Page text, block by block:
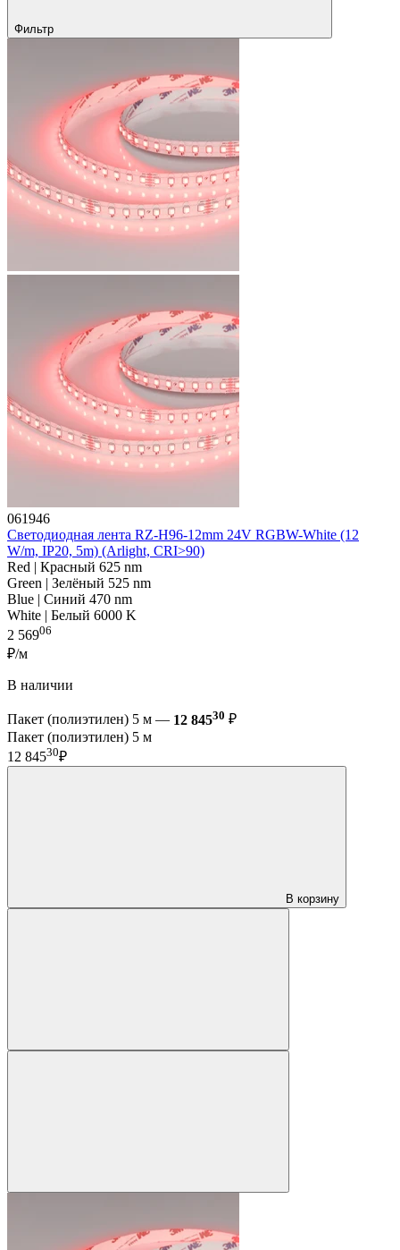
Фильтр
061946
Светодиодная лента RZ-H96-12mm 24V RGBW-White (12
W/m, IP20, 5m) (Arlight, CRI>90)
Red | Красный 625 nm
Green | Зелёный 525 nm
Blue | Синий 470 nm
White | Белый 6000 K
2 56906
₽/м
В наличии
Пакет (полиэтилен) 5 м — 12 84530 ₽
Пакет (полиэтилен) 5 м
12 84530₽
В корзину